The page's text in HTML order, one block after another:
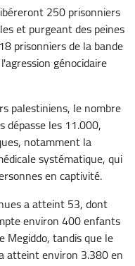
250 prisonniers
et purgeant des peines
prisonniers de la bande
génocidaire
palestiniens, le nombre
dépasse les 11.000,
notamment la
systématique, qui
en captivité.
a atteint 53, dont
environ 400 enfants
Megiddo, tandis que le
atteint environ 3.380 en